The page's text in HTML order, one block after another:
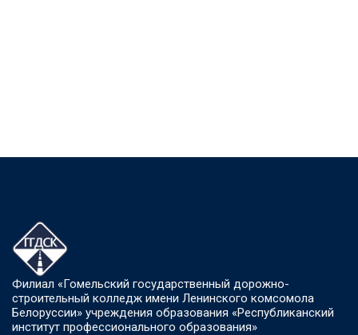
Филиал «Гомельский государственный дорожно-
строительный колледж имени Ленинского комсомола
Белоруссии» учреждения образования «Республиканский
институт профессионального образования»